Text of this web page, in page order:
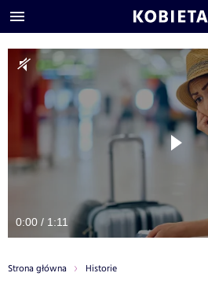
0:00 / 1:11
Strona główna Historie